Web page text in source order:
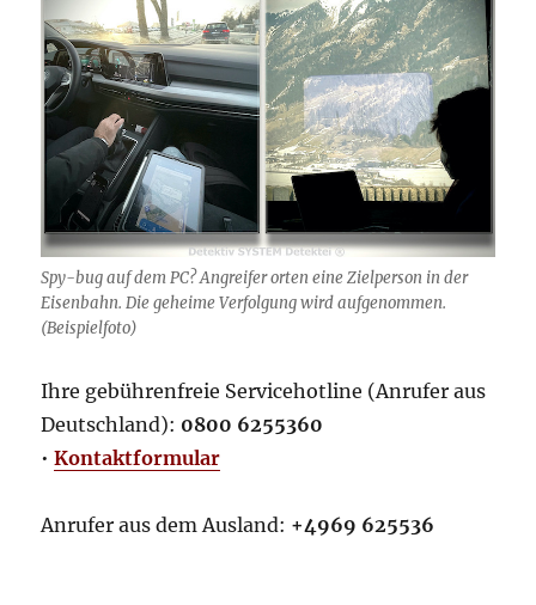
Spy-bug auf dem PC? Angreifer orten eine Zielperson in der
Eisenbahn. Die geheime Verfolgung wird aufgenommen.
(Beispielfoto)
Ihre gebührenfreie Servicehotline (Anrufer aus
Deutschland): 0800 6255360
•Kontaktformular
Anrufer aus dem Ausland: +4969 625536